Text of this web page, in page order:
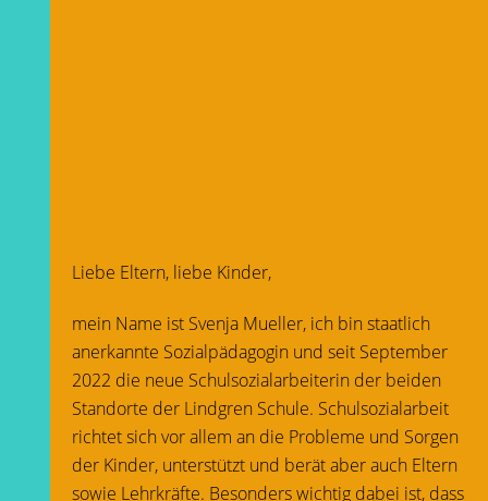
Liebe Eltern, liebe Kinder,
mein Name ist Svenja Mueller, ich bin staatlich
anerkannte Sozialpädagogin und seit September
2022 die neue Schulsozialarbeiterin der beiden
Standorte der Lindgren Schule. Schulsozialarbeit
richtet sich vor allem an die Probleme und Sorgen
der Kinder, unterstützt und berät aber auch Eltern
sowie Lehrkräfte. Besonders wichtig dabei ist, dass